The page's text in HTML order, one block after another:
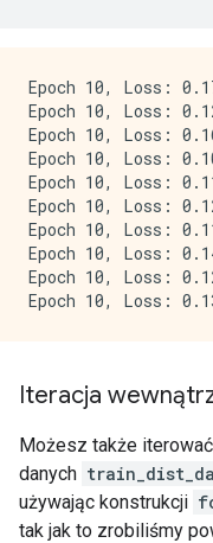
Epoch 10, Loss:
Epoch 10, Loss:
Epoch 10, Loss:
Epoch 10, Loss:
Epoch 10, Loss:
Epoch 10, Loss:
Epoch 10, Loss:
Epoch 10, Loss:
Epoch 10, Loss:
Iteracja
Możesz także
danych
używając konstrukcji
tak jak to zrobiliśmy